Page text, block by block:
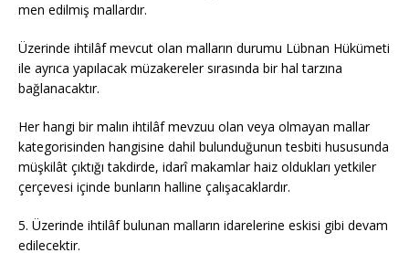
men edilmiş mallardır.
Üzerinde ihtilâf mevcut olan malların durumu Lübnan Hükümeti
ile ayrıca yapılacak müzakereler sırasında bir hal tarzına
bağlanacaktır.
Her hangi bir malın ihtilâf mevzuu olan veya olmayan mallar
kategorisinden hangisine dahil bulunduğunun tesbiti hususunda
müşkilât çıktığı takdirde, idarî makamlar haiz oldukları yetkiler
çerçevesi içinde bunların halline çalışacaklardır.
5. Üzerinde ihtilâf bulunan malların idarelerine eskisi gibi devam
edilecektir.